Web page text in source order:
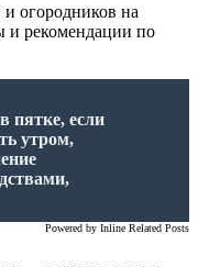
огородников на
и рекомендации по
пятке, если
утром,
Powered by Inline Related Posts